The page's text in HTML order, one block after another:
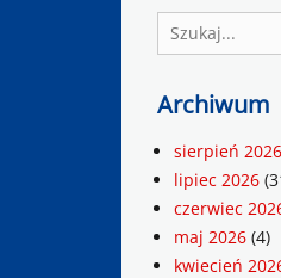
Search
for:
Archiwum
sierpień 2026
lipiec 2026
czerwiec
maj 2026 (4)
kwiecień